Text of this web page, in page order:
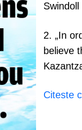
Swindoll
2. „In
believe
Citeste